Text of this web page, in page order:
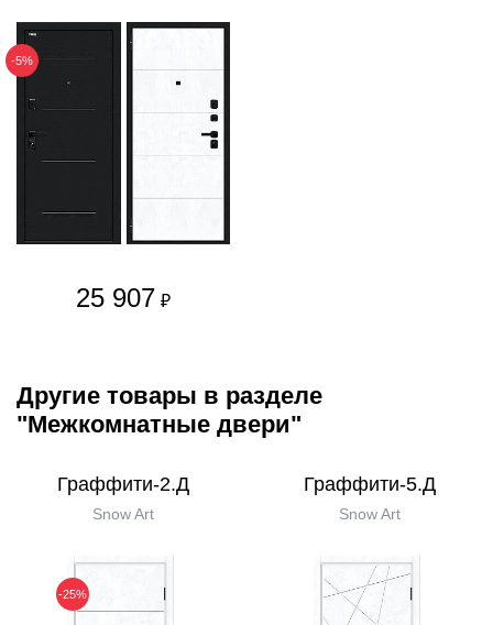
-5%
25 907 ₽
Другие товары в разделе
"Межкомнатные двери"
Граффити-2.Д
Snow Art
-25%
Граффити-5.Д
Snow Art